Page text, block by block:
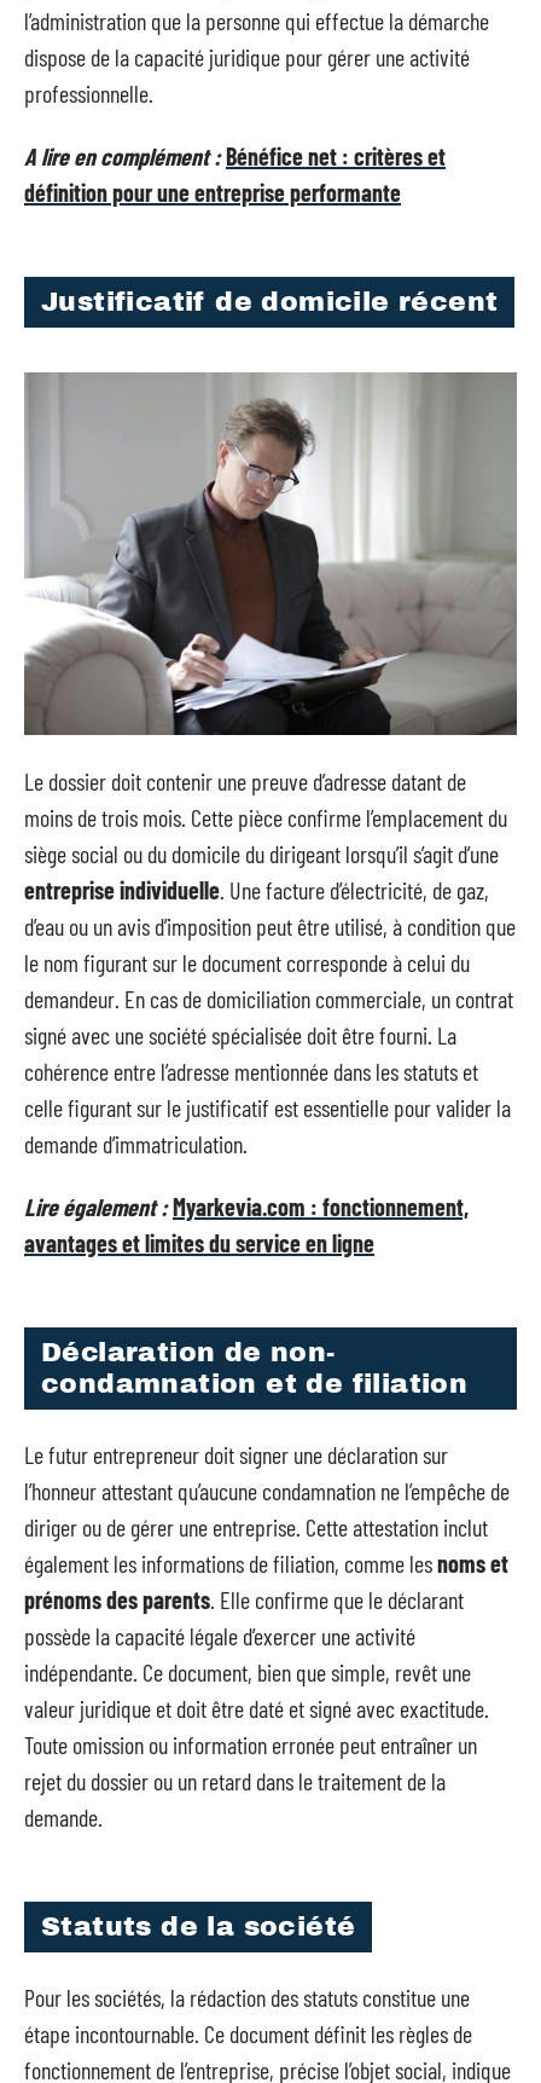
l’administration que la personne qui effectue la démarche
dispose de la capacité juridique pour gérer une activité
professionnelle.
A lire en complément :Bénéfice net : critères et
définition pour une entreprise performante
Justificatif de domicile récent
Le dossier doit contenir une preuve d’adresse datant de
moins de trois mois. Cette pièce confirme l’emplacement du
siège social ou du domicile du dirigeant lorsqu’il s’agit d’une
entreprise individuelle . Une facture d’électricité, de gaz,
d’eau ou un avis d’imposition peut être utilisé, à condition que
le nom figurant sur le document corresponde à celui du
demandeur. En cas de domiciliation commerciale, un contrat
signé avec une société spécialisée doit être fourni. La
cohérence entre l’adresse mentionnée dans les statuts et
celle figurant sur le justificatif est essentielle pour valider la
demande d’immatriculation.
Lire également :Myarkevia.com : fonctionnement,
avantages et limites du service en ligne
Déclaration de non-
condamnation et de filiation
Le futur entrepreneur doit signer une déclaration sur
l’honneur attestant qu’aucune condamnation ne l’empêche de
diriger ou de gérer une entreprise. Cette attestation inclut
également les informations de filiation, comme lesnoms et
prénoms des parents. Elle confirme que le déclarant
possède la capacité légale d’exercer une activité
indépendante. Ce document, bien que simple, revêt une
valeur juridique et doit être daté et signé avec exactitude.
Toute omission ou information erronée peut entraîner un
rejet du dossier ou un retard dans le traitement de la
demande.
Statuts de la société
Pour les sociétés, la rédaction des statuts constitue une
étape incontournable. Ce document définit les règles de
fonctionnement de l’entreprise, précise l’objet social, indique